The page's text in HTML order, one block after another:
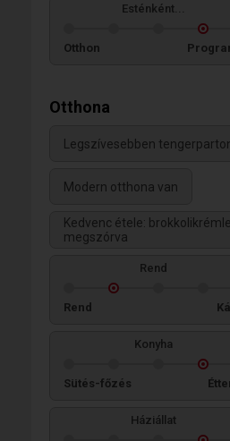
Esténként...
Otthon
Otthona
Legszívesebben
Modern otthona van
Kedvenc étele:
megszórva
Rend
Rend
Konyha
Sütés-főzés
Háziállat